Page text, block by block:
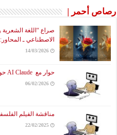
رصاص أحمر |
صراع “اللغة الشعرية
الاصطناعي ـ
14/03/2026
حوار مع AI Claude حول التاريخ والحقيقة
06/02/2026
مناقشة الفيلم
22/02/2025